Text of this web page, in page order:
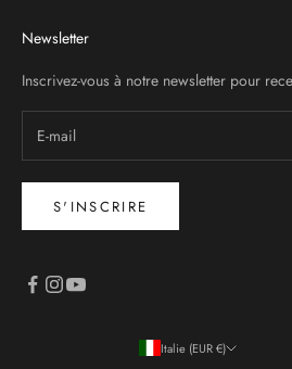
Newsletter
Inscrivez-vous à notre newsletter pour
S'INSCRIRE
Italie (EUR €)